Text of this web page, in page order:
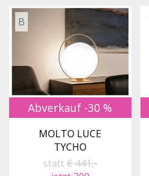
B
Abverkauf -30 %
MOLTO LUCE
TYCHO
statt€ 441,-